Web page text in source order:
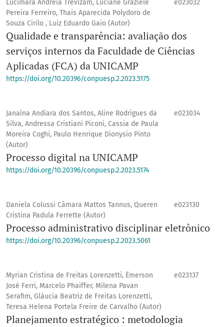
Lucimara Andréia Trevizam, Luciane Graziele
Pereira Ferreiro, Thais Aparecida Polydoro de
Souza Cirilo , Luiz Eduardo Gaio (Autor)
e023032
Qualidade e transparência: avaliação dos
serviços internos da Faculdade de Ciências
Aplicadas (FCA) da UNICAMP
https://doi.org/10.20396/conpuesp.2.2023.5175
Janaína Andiara dos Santos, Aline Rodrigues da
Silva, Andressa Cristiani Piconi, Cassia de Paula
Moreira Coghi, Paulo Henrique Dionysio Pinto
(Autor)
e023034
Processo digital na UNICAMP
https://doi.org/10.20396/conpuesp.2.2023.5174
Daniela Colussi Câmara Mattos Tannus, Queren
Cristina Padula Ferrette (Autor)
e023130
Processo administrativo disciplinar eletrônico
https://doi.org/10.20396/conpuesp.2.2023.5061
Myrian Cristina de Freitas Lorenzetti, Émerson
José Ferri, Marcelo Phaiffer, Milena Pavan
Serafim, Gláucia Beatriz de Freitas Lorenzetti,
Teresa Helena Portela Freire de Carvalho (Autor)
e023137
Planejamento estratégico : metodologia